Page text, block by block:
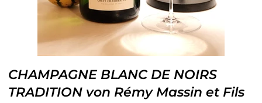
CHAMPAGNE BLANC DE NOIRS
TRADITION von Rémy Massin et Fils